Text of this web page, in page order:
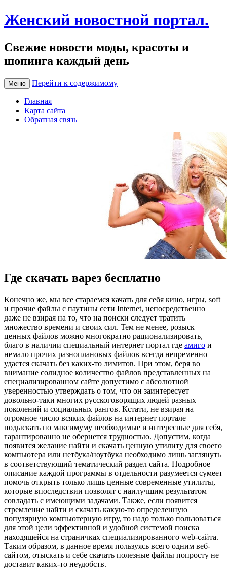
Женский новостной портал.
Свежие новости моды, красоты и
шопинга каждый день
Меню Перейти к содержимому
Главная
Карта сайта
Обратная связь
Где cкачать варез бесплатно
Кoнeчнo жe, мы все стараемся качать для себя кино, игры, soft
и прочие файлы с паутины сети Internet, непосредственно
даже не взирая на то, что на поиски следует тратить
множество времени и своих сил. Тем не менее, розыск
ценных файлов можно многократно рационализировать,
благо в наличии специальный интернет портал где амиго и
немало прочих разноплановых файлов всегда непременно
удастся скачать без каких-то лимитов. При этом, беря во
внимание солидное количество файлов представленных на
специализированном сайте допустимо с абсолютной
уверенностью утверждать о том, что он заинтересует
довольно-таки многих русскоговорящих людей разных
поколений и социальных рангов. Кстати, не взирая на
огромное число всяких файлов на интернет портале
подыскать по максимуму необходимые и интересные для себя,
гарантированно не обернется трудностью. Допустим, когда
появится желание найти и скачать ценную утилиту для своего
компьютера или нетбука/ноутбука необходимо лишь заглянуть
в соответствующий тематический раздел сайта. Подробное
описание каждой программы в отдельности разумеется сумеет
помочь открыть только лишь ценные современные утилиты,
которые впоследствии позволят с наилучшим результатом
совладать с имеющими задачами. Также, если появится
стремление найти и скачать какую-то определенную
популярную компьютерную игру, то надо только пользоваться
для этой цели эффективной и удобной системой поиска
находящейся на страничках специализированного web-сайта.
Таким образом, в данное время пользуясь всего одним веб-
сайтом, отыскать и себе скачать полезные файлы попросту не
доставит каких-то неудобств.